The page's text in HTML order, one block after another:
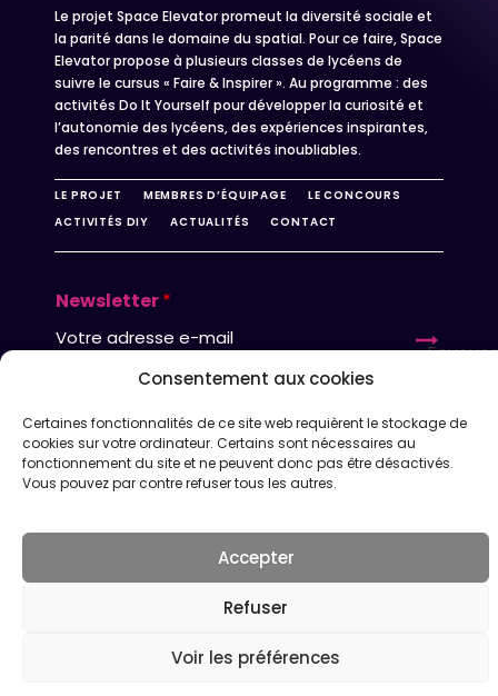
Consentement aux cookies
Certaines fonctionnalités de ce site web requièrent le stockage de
cookies sur votre ordinateur. Certains sont nécessaires au
fonctionnement du site et ne peuvent donc pas être désactivés.
Vous pouvez par contre refuser tous les autres.
Accepter
Refuser
Voir les préférences
Le projet Space Elevator promeut la diversité sociale et
la parité dans le domaine du spatial. Pour ce faire, Space
Elevator propose à plusieurs classes de lycéens de
suivre le cursus « Faire & Inspirer ». Au programme : des
activités Do It Yourself pour développer la curiosité et
l’autonomie des lycéens, des expériences inspirantes,
des rencontres et des activités inoubliables.
LE PROJET MEMBRES D’ÉQUIPAGE
LE CONCOURS
ACTIVITÉS DIY
ACTUALITÉS CONTACT
Newsletter*
Envoyer
FAQ MENTIONS LÉGALES CRÉDITS
DÉCLARATION DE CONFIDENTIALITÉ POLITIQUE DE COOKIES